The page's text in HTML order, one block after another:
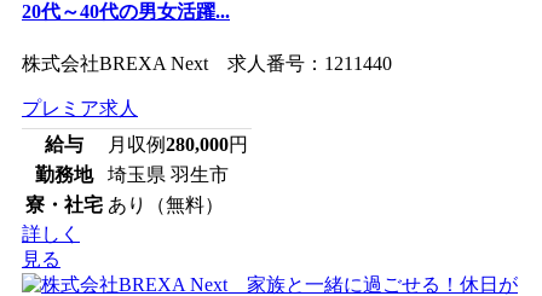
20代～40代の男女活躍...
株式会社BREXA Next 求人番号：1211440
プレミア求人
給与
月収例280,000円
勤務地
埼玉県 羽生市
寮・社宅 あり（無料）
詳しく
見る